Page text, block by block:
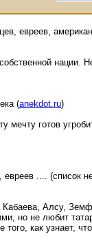
евреев,
нации.
(anekdot.ru)
мечту готов
.... (список
Алсу,
но не любит
как узнает,